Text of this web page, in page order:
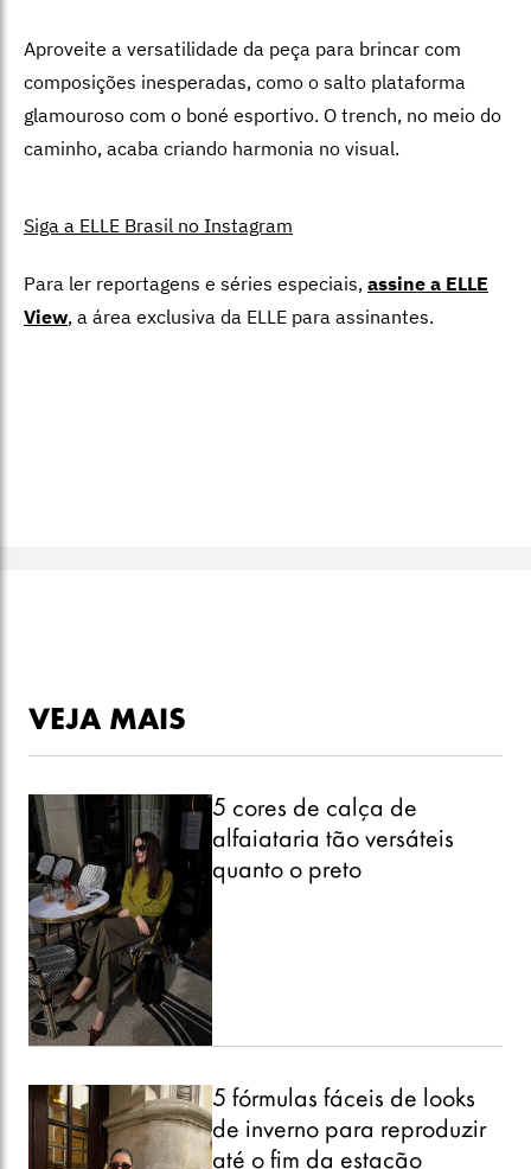
Aproveite a versatilidade da peça para brincar com
composições inesperadas, como o salto plataforma
glamouroso com o boné esportivo. O trench, no meio do
caminho, acaba criando harmonia no visual.
Siga a ELLE Brasil no Instagram
Para ler reportagens e séries especiais, assine a ELLE
View, a área exclusiva da ELLE para assinantes.
VEJA MAIS
5 cores de calça de
alfaiataria tão versáteis
quanto o preto
5 fórmulas fáceis de looks
de inverno para reproduzir
até o fim da estação